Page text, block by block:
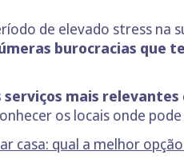
de elevado stress
burocracias que
serviços mais relevantes
os locais onde
casa: qual a melhor